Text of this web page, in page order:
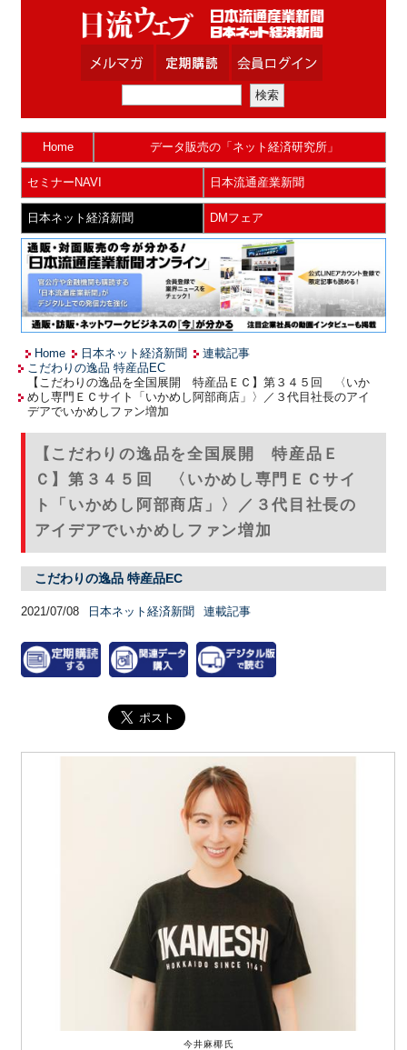
Home データ販売の「ネット経済研究所」
セミナーNAVI 日本流通産業新聞
日本ネット経済新聞 DMフェア
Home 日本ネット経済新聞
連載記事
こだわりの逸品 特産品EC
【こだわりの逸品を全国展開 特産品ＥＣ】第３４５回 〈いか
めし専門ＥＣサイト「いかめし阿部商店」〉／３代目社長のアイ
デアでいかめしファン増加
【こだわりの逸品を全国展開 特産品Ｅ
Ｃ】第３４５回 〈いかめし専門ＥＣサイ
ト「いかめし阿部商店」〉／３代目社長の
アイデアでいかめしファン増加
こだわりの逸品 特産品EC
2021/07/08 日本ネット経済新聞 連載記事
今井麻椰氏